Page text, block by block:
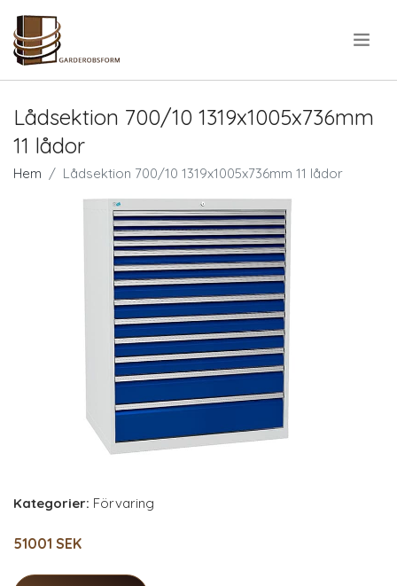
Lådsektion 700/10 1319x1005x736mm
11 lådor
Hem Lådsektion 700/10 1319x1005x736mm 11 lådor
Kategorier: Förvaring
51001 SEK